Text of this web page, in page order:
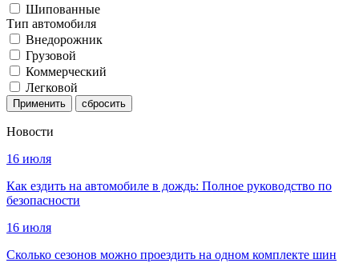
Шипованные
Тип автомобиля
Внедорожник
Грузовой
Коммерческий
Легковой
Применить
Новости
16 июля
Как ездить на автомобиле в дождь: Полное руководство по
безопасности
16 июля
Сколько сезонов можно проездить на одном комплекте шин